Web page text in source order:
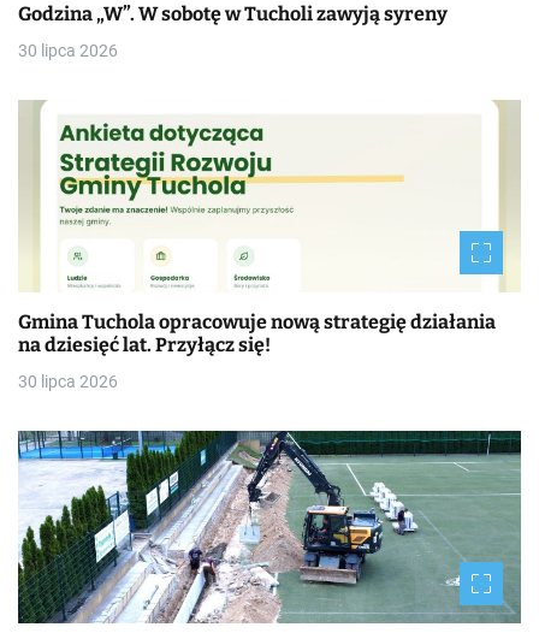
Godzina „W”. W sobotę w Tucholi zawyją syreny
30 lipca 2026
Gmina Tuchola opracowuje nową strategię działania
na dziesięć lat. Przyłącz się!
30 lipca 2026